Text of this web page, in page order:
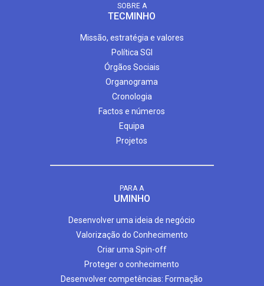
SOBRE A
TECMINHO
Missão, estratégia e valores
Política SGI
Órgãos Sociais
Organograma
Cronologia
Factos e números
Equipa
Projetos
PARA A
UMINHO
Desenvolver uma ideia de negócio
Valorização do Conhecimento
Criar uma Spin-off
Proteger o conhecimento
Desenvolver competências: Formação